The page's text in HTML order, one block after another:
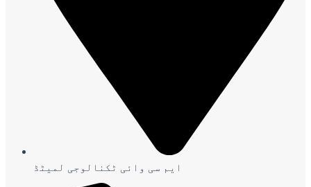
ایم سی وائی ٹکنالوجی لمیٹڈ